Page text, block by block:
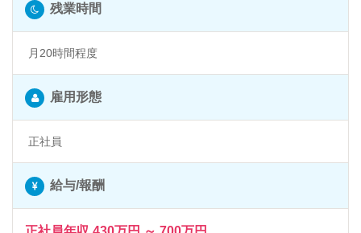
残業時間
月20時間程度
雇用形態
正社員
給与/報酬